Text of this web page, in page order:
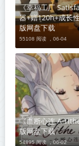
《幸福工厂
器+赠120h+成长
版网盘下载
55108 阅读 ， 06-04
《血断心连 A
版网盘下载
54895 阅读 ， 06-02